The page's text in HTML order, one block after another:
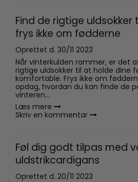
Find de rigtige uldsokker
frys ikke om fødderne
Oprettet d. 30/11 2023
Når vinterkulden rammer, er det
rigtige uldsokker til at holde dine
komfortable. Frys ikke om
opdag, hvordan du kan finde de
vinteren...
Læs mere
Skriv en kommentar
Føl dig godt tilpas med
uldstrikcardigans
Oprettet d. 20/11 2023